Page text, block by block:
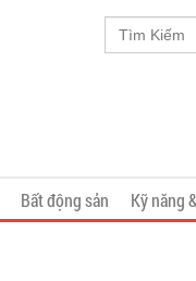
Bất động sản Kỹ năng